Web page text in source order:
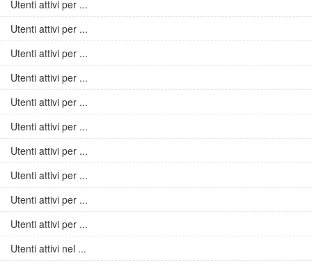
Utenti attivi per ...
Utenti attivi per ...
Utenti attivi per ...
Utenti attivi per ...
Utenti attivi per ...
Utenti attivi per ...
Utenti attivi per ...
Utenti attivi per ...
Utenti attivi per ...
Utenti attivi per ...
Utenti attivi nel ...